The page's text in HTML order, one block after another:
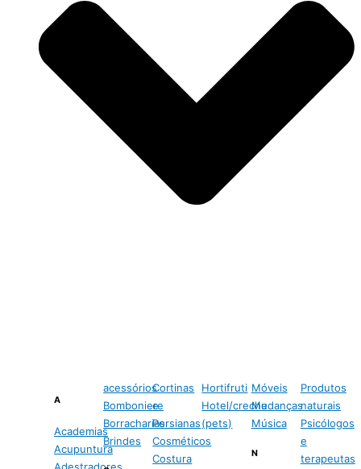
A
Academias
Acupuntura
acessórios
Bomboniere
Borracharias
Brindes
Cortinas
e
Persianas
Cosméticos
Costura
Hortifruti
Hotel/creche
(pets)
Móveis
Mudanças
Música
N
Produtos
naturais
Psicólogos
e
terapeutas